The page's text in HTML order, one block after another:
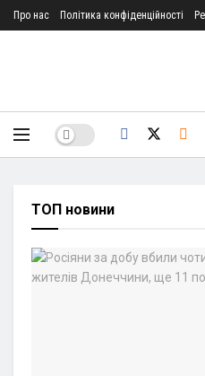
Про нас Політика конфіденційності
ТОП новини